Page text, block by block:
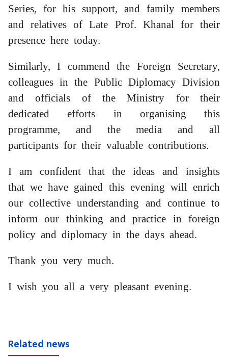
Series, for his support, and family members
and relatives of Late Prof. Khanal for their
presence here today.
Similarly, I commend the Foreign Secretary,
colleagues in the Public Diplomacy Division
and officials of the Ministry for their
dedicated efforts in organising this
programme, and the media and all
participants for their valuable contributions.
I am confident that the ideas and insights
that we have gained this evening will enrich
our collective understanding and continue to
inform our thinking and practice in foreign
policy and diplomacy in the days ahead.
Thank you very much.
I wish you all a very pleasant evening.
Related news